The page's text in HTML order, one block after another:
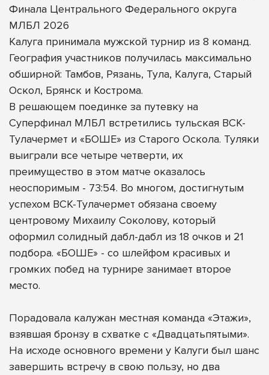
Финала Центрального Федерального округа
МЛБЛ 2026
Калуга принимала мужской турнир из 8 команд.
География участников получилась максимально
обширной: Тамбов, Рязань, Тула, Калуга, Старый
Оскол, Брянск и Кострома.
В решающем поединке за путевку на
Суперфинал МЛБЛ встретились тульская ВСК-
Тулачермет и «БОШЕ» из Старого Оскола. Туляки
выиграли все четыре четверти, их
преимущество в этом матче оказалось
неоспоримым - 73:54. Во многом, достигнутым
успехом ВСК-Тулачермет обязана своему
центровому Михаилу Соколову, который
оформил солидный дабл-дабл из 18 очков и 21
подбора. «БОШЕ» - со шлейфом красивых и
громких побед на турнире занимает второе
место.
Порадовала калужан местная команда «Этажи»,
взявшая бронзу в схватке с «Двадцатьпятыми».
На исходе основного времени у Калуги был шанс
завершить встречу в свою пользу, но два